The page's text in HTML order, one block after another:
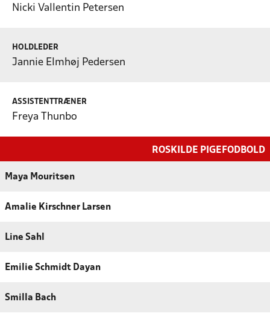
Nicki Vallentin Petersen
HOLDLEDER
Jannie Elmhøj Pedersen
ASSISTENTTRÆNER
Freya Thunbo
ROSKILDE PIGEFODBOLD
Maya Mouritsen
Amalie Kirschner Larsen
Line Sahl
Emilie Schmidt Dayan
Smilla Bach